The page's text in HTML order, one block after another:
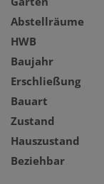
Abstellräume
HWB
Baujahr
Erschließung
Bauart
Zustand
Hauszustand
Beziehbar